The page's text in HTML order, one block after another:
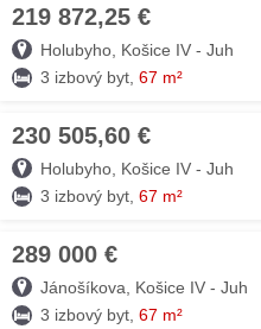
219 872,25 €
Holubyho, Košice IV - Juh
3 izbový byt, 67 m²
230 505,60 €
Holubyho, Košice IV - Juh
3 izbový byt, 67 m²
289 000 €
Jánošíkova, Košice IV - Juh
3 izbový byt, 67 m²